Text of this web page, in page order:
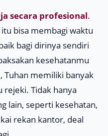
secara profesional.
bisa membagi waktu
bagi dirinya sendiri
kesehatanmu
, Tuhan memiliki banyak
Tidak hanya
lain, seperti kesehatan,
rekan kantor, deal